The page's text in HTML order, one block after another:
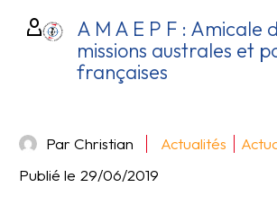
A M A E P F : Amicale
missions australes et
françaises
Par Christian Actualités
Publié le 29/06/2019